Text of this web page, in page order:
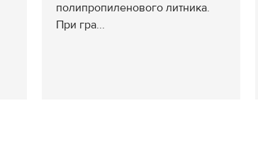
полипропиленового литника.
При гра...